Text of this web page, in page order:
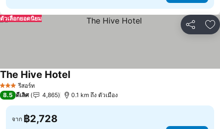
แชร์ เ
ตัวเลือกยอดนิยม
3 ดาว รีสอร์ท
The Hive Hotelดูราคา
8.5 ดีเลิศ 4,865 0.1 km ถึง ตัวเมือง
จาก ฿2,728